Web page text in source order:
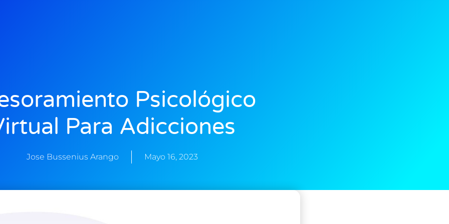
Psicológico
Para Adicciones
Jose Bussenius Arango Mayo 16, 2023